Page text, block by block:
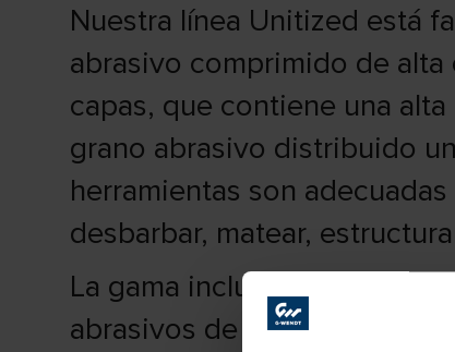
Nuestra línea Unitized está
abrasivo comprimido de alta
capas, que contiene una
grano abrasivo distribuido
herramientas son
desbarbar, matear,
La gama incluye muelas
abrasivos de cambio rápido